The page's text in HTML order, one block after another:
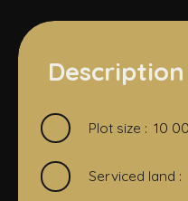
Description
Plot size : 10
Serviced land :